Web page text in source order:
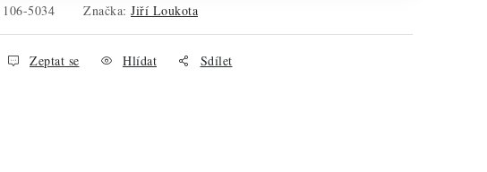
106-5034 Značka: Jiří Loukota
Zeptat se Hlídat Sdílet